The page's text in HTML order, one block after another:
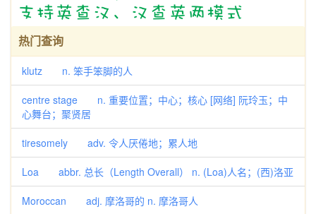
热门查询
klutz n. 笨手笨脚的人
centre stage n. 重要位置；中心；核心 [网络] 阮玲玉；中
心舞台；聚贤居
tiresomely adv. 令人厌倦地；累人地
Loa abbr. 总长（Length Overall） n. (Loa)人名；(西)洛亚
Moroccan adj. 摩洛哥的 n. 摩洛哥人